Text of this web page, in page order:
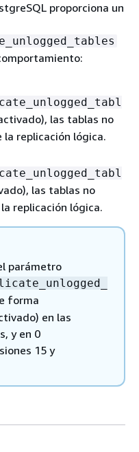
proporciona un
las tablas no
replicación lógica.
las tablas no
replicación lógica.
parámetro
forma
en las
y en 0
15 y